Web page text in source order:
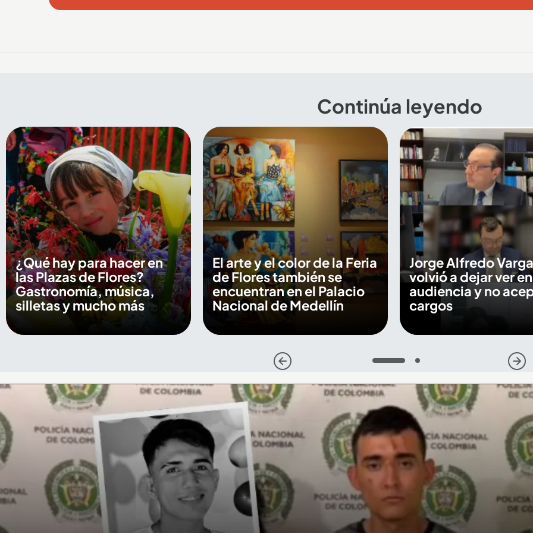
Continúa leyendo
¿Qué hay para hacer en
las Plazas de Flores?
Gastronomía, música,
silletas y mucho más
El arte y el color de la Feria
de Flores también se
encuentran en el Palacio
Nacional de Medellín
Jorge Alfredo
volvió a dejar ver
audiencia y no
cargos
1 2